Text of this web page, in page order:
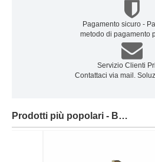
Pagamento sicuro -
metodo di pagamento
Servizio Clienti
Contattaci via mail.
Prodotti più popolari - Batteria blackview